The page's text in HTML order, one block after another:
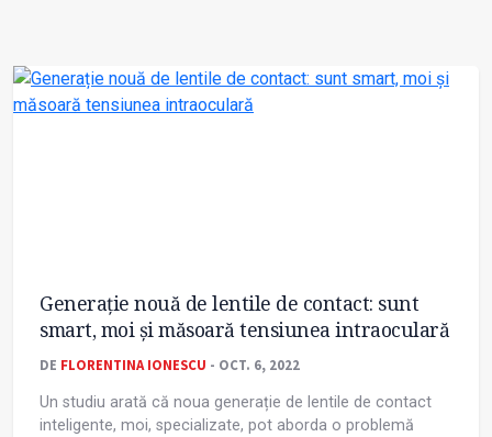
Generație nouă de lentile de contact: sunt
smart, moi și măsoară tensiunea intraoculară
DE FLORENTINA IONESCU - OCT. 6, 2022
Un studiu arată că noua generație de lentile de contact
inteligente, moi, specializate, pot aborda o problemă